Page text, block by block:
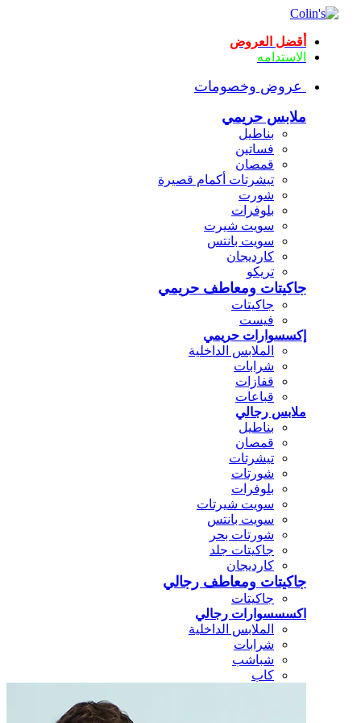
أقضل العروض
الاستدامه
عروض وخصومات
ملابس حريمي
بناطيل
فساتين
قمصان
تيشرتات أكمام قصيرة
شورت
بلوفرات
سويت شيرت
سويت بانتس
كارديجان
تريكو
جاكيتات ومعاطف حريمي
جاكيتات
فيست
إكسسوارات حريمي
الملابس الداخلية
شرابات
قفازات
قباعات
ملابس رجالي
بناطيل
قمصان
تيشرتات
شورتات
بلوفرات
سويت شيرتات
سويت بانتس
شورتات بحر
جاكيتات جلد
كارديجان
جاكيتات ومعاطف رجالي
جاكيتات
اكسسسوارات رجالي
الملابس الداخلية
شرابات
شباشب
كاب